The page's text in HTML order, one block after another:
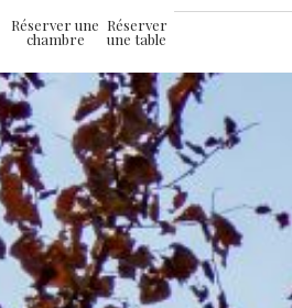
Réserver une
chambre
Réserver
une table